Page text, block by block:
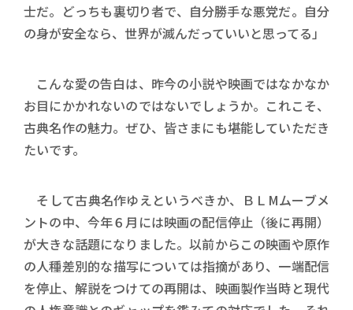
士だ。どっちも裏切り者で、自分勝手な悪党だ。自分
の身が安全なら、世界が滅んだっていいと思ってる」
こんな愛の告白は、昨今の小説や映画ではなかなか
お目にかかれないのではないでしょうか。これこそ、
古典名作の魅力。ぜひ、皆さまにも堪能していただき
たいです。
そして古典名作ゆえというべきか、ＢＬMムーブメ
ントの中、今年６月には映画の配信停止（後に再開）
が大きな話題になりました。以前からこの映画や原作
の人種差別的な描写については指摘があり、一端配信
を停止、解説をつけての再開は、映画製作当時と現代